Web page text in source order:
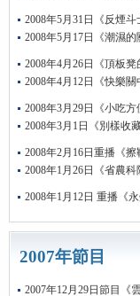
2008年5月31日《反煙
2008年5月17日《潮濕
2008年4月26日《頂板
2008年4月12日《快樂
2008年3月29日《小吃
2008年3月1日《別樣收
2008年2月16日重播《
2008年1月26日《省農
2008年1月12日 重播《
2007年節目
2007年12月29日節目《